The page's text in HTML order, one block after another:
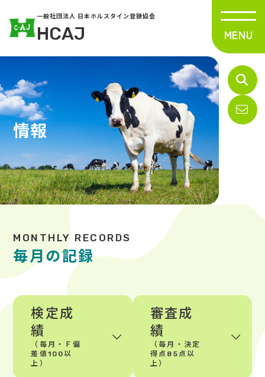
一般社団法人 日本ホルスタイン登録協会
HCAJ
情報
毎月の記録
検定成
績
（毎月・Ｆ偏
差値100以
上）
審査成
績
（毎月・決定
得点85点以
上）